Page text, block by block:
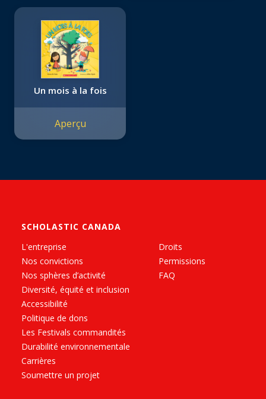
Un mois à la fois
Aperçu
SCHOLASTIC CANADA
L'entreprise
Nos convictions
Nos sphères d’activité
Diversité, équité et inclusion
Accessibilité
Politique de dons
Les Festivals commandités
Durabilité environnementale
Carrières
Soumettre un projet
Droits
Permissions
FAQ